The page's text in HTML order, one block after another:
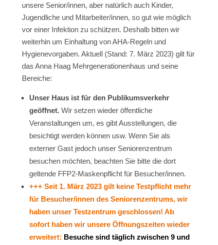
unsere Senior/innen, aber natürlich auch Kinder,
Jugendliche und Mitarbeiter/innen, so gut wie möglich
vor einer Infektion zu schützen. Deshalb bitten wir
weiterhin um Einhaltung von AHA-Regeln und
Hygienevorgaben. Aktuell (Stand: 7. März 2023) gilt für
das Anna Haag Mehrgenerationenhaus und seine
Bereiche:
Unser Haus ist für den Publikumsverkehr
geöffnet.Wir setzen wieder öffentliche
Veranstaltungen um, es gibt Ausstellungen, die
besichtigt werden können usw. Wenn Sie als
externer Gast jedoch unser Seniorenzentrum
besuchen möchten, beachten Sie bitte die dort
geltende FFP2-Maskenpflicht für Besucher/innen.
+++ Seit 1. März 2023 gilt keine Testpflicht mehr
für Besucher/innen des Seniorenzentrums, wir
haben unser Testzentrum geschlossen! Ab
sofort haben wir unsere Öffnungszeiten wieder
erweitert: Besuche sind täglich zwischen 9 und